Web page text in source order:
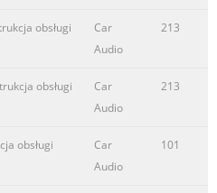
obsługi
Car
Audio
213
obsługi
Car
Audio
213
obsługi
Car
Audio
101